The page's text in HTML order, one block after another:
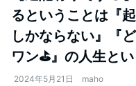
るということは『
しかならない』『
ワン⛳』の人生と
2024年5月21日 maho